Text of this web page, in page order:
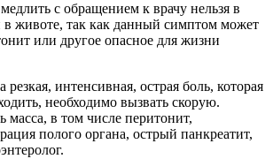
с обращением к врачу нельзя в
в животе, так как данный симптом может
или другое опасное для жизни
резкая, интенсивная, острая боль, которая
необходимо вызвать скорую.
в том числе перитонит,
полого органа, острый панкреатит,